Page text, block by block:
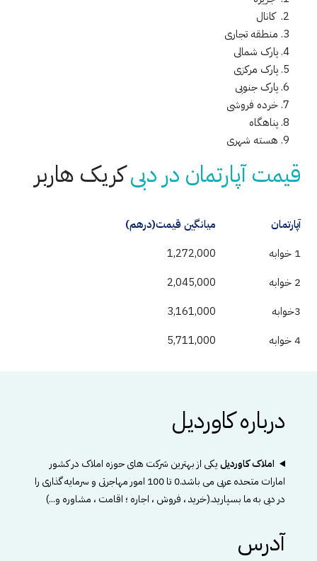
کانال
منطقه تجاری
پارک شمالی
پارک مرکزی
پارک جنوبی
خرده فروشی
پناهگاه
هسته شهری
قیمت آپارتمان در دبیکریک هاربر
آپارتمان
میانگین قیمت(درهم)
1 خوابه
1,272,000
2 خوابه
2,045,000
3خوابه
3,161,000
4 خوابه
5,711,000
درباره کاوردیل
املاک کاوردیلیکی از بهترین شرکت های حوزه املاک در کشور
امارات متحده عربی می باشد.0 تا 100 امور مهاجرتی و سرمایه گذاری را
در دبی به ما بسپارید.(خرید ، فروش ، اجاره ؛ اقامت ، مشاوره و...)
آدرس